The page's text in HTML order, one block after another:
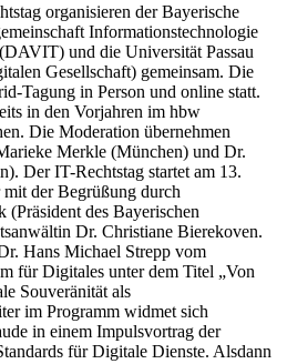
organisieren der Bayerische
Informationstechnologie
und die Universität Passau
Gesellschaft) gemeinsam. Die
Tagung in Person und online statt.
in den Vorjahren im hbw
Die Moderation übernehmen
Merkle (München) und Dr.
Der IT-Rechtstag startet am 13.
der Begrüßung durch
des Bayerischen
Dr. Christiane Bierekoven.
Hans Michael Strepp vom
für Digitales unter dem Titel „Von
Souveränität als
im Programm widmet sich
in einem Impulsvortrag der
für Digitale Dienste. Alsdann